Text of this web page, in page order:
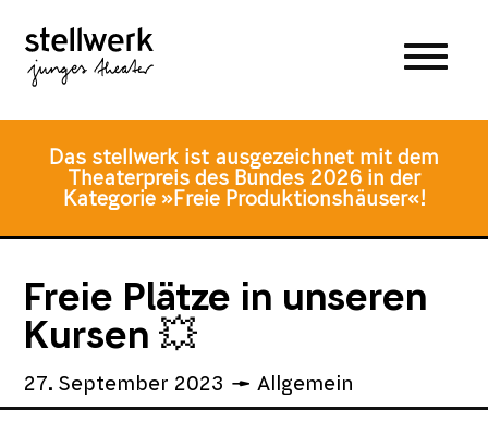
Hauptmenü
Inhalt
springen
Fusszeile
springen
Das stellwerk ist ausgezeichnet mit dem
Theaterpreis des Bundes 2026 in der
Kategorie »Freie Produktionshäuser«!
Freie Plätze in unseren
Kursen 💥
27. September 2023 Allgemein